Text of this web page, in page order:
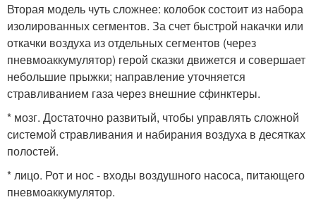
Вторая модель чуть сложнее: колобок состоит из набора
изолированных сегментов. За счет быстрой накачки или
откачки воздуха из отдельных сегментов (через
пневмоаккумулятор) герой сказки движется и совершает
небольшие прыжки; направление уточняется
стравливанием газа через внешние сфинктеры.
* мозг. Достаточно развитый, чтобы управлять сложной
системой стравливания и набирания воздуха в десятках
полостей.
* лицо. Рот и нос - входы воздушного насоса, питающего
пневмоаккумулятор.